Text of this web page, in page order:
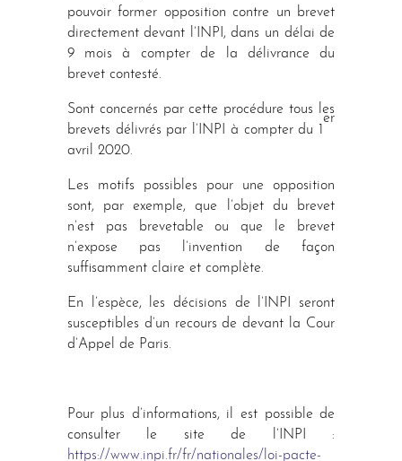
pouvoir former opposition contre un brevet
directement devant l’INPI, dans un délai de
9 mois à compter de la délivrance du
brevet contesté.
Sont concernés par cette procédure tous les
brevets délivrés par l’INPI à compter du 1
er
avril 2020.
Les motifs possibles pour une opposition
sont, par exemple, que l’objet du brevet
n’est pas brevetable ou que le brevet
n’expose pas l’invention de façon
suffisamment claire et complète.
En l’espèce, les décisions de l’INPI seront
susceptibles d’un recours de devant la Cour
d’Appel de Paris.
Pour plus d’informations, il est possible de
consulter le site de l’INPI :
https://www.inpi.fr/fr/nationales/loi-pacte-